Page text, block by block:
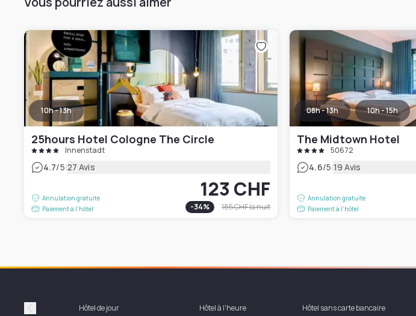
10h - 13h
25hours Hotel Cologne The Circle
Innenstadt
4.7/5|27 Avis
Annulation gratuite
Paiement à l'hôtel
123 CHF
-34% 185 CHFla nuit
08h - 13h 10h - 15h
The Midtown Hotel
50672
4.6/5|19 Avis
Annulation gratuite
Paiement à l'hôtel
Hôtel de jour Hôtel à l'heure Hôtel sans carte bancaire